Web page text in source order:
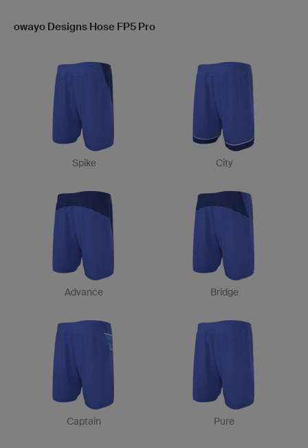
owayo Designs Hose FP5 Pro
Spike City
Advance Bridge
Captain Pure